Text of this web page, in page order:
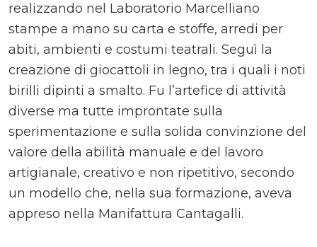
realizzando nel Laboratorio Marcelliano
stampe a mano su carta e stoffe, arredi per
abiti, ambienti e costumi teatrali. Seguì la
creazione di giocattoli in legno, tra i quali i noti
birilli dipinti a smalto. Fu l’artefice di attività
diverse ma tutte improntate sulla
sperimentazione e sulla solida convinzione del
valore della abilità manuale e del lavoro
artigianale, creativo e non ripetitivo, secondo
un modello che, nella sua formazione, aveva
appreso nella Manifattura Cantagalli.